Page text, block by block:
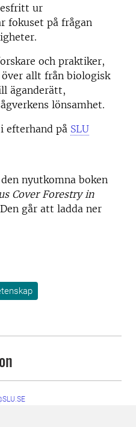
ur
fokuset på frågan
och praktiker,
över allt från biologisk
äganderätt,
lönsamhet.
efterhand på SLU
nyutkomna boken
Cover Forestry in
går att ladda ner